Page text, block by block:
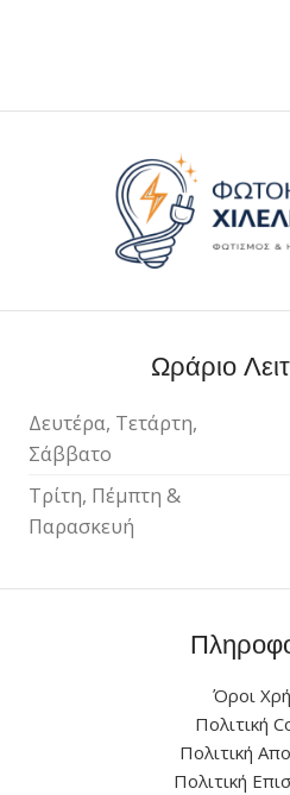
Ωράριο
Δευτέρα, Τετάρτη,
Σάββατο
Τρίτη, Πέμπτη &
Παρασκευή
Όροι
Πολιτική
Πολιτική
Πολιτική